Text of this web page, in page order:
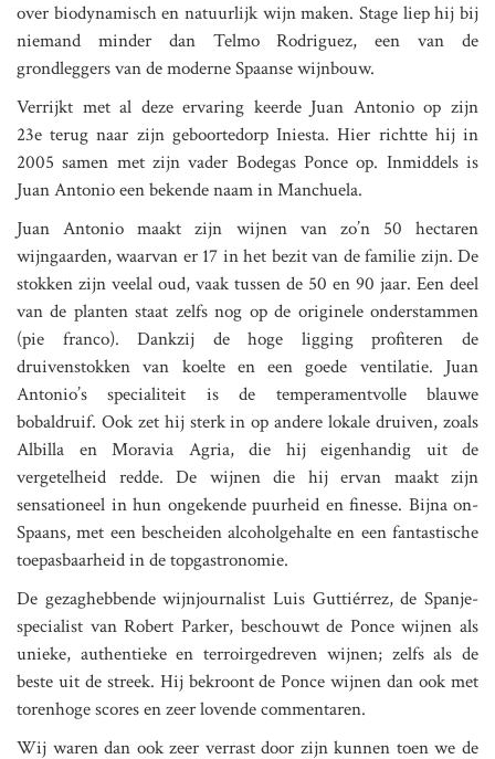
over biodynamisch en natuurlijk wijn maken. Stage liep hij bij
niemand minder dan Telmo Rodriguez, een van de
grondleggers van de moderne Spaanse wijnbouw.
Verrijkt met al deze ervaring keerde Juan Antonio op zijn
23e terug naar zijn geboortedorp Iniesta. Hier richtte hij in
2005 samen met zijn vader Bodegas Ponce op. Inmiddels is
Juan Antonio een bekende naam in Manchuela.
Juan Antonio maakt zijn wijnen van zo’n 50 hectaren
wijngaarden, waarvan er 17 in het bezit van de familie zijn. De
stokken zijn veelal oud, vaak tussen de 50 en 90 jaar. Een deel
van de planten staat zelfs nog op de originele onderstammen
(pie franco). Dankzij de hoge ligging profiteren de
druivenstokken van koelte en een goede ventilatie. Juan
Antonio’s specialiteit is de temperamentvolle blauwe
bobaldruif. Ook zet hij sterk in op andere lokale druiven, zoals
Albilla en Moravia Agria, die hij eigenhandig uit de
vergetelheid redde. De wijnen die hij ervan maakt zijn
sensationeel in hun ongekende puurheid en finesse. Bijna on-
Spaans, met een bescheiden alcoholgehalte en een fantastische
toepasbaarheid in de topgastronomie.
De gezaghebbende wijnjournalist Luis Guttiérrez, de Spanje-
specialist van Robert Parker, beschouwt de Ponce wijnen als
unieke, authentieke en terroirgedreven wijnen; zelfs als de
beste uit de streek. Hij bekroont de Ponce wijnen dan ook met
torenhoge scores en zeer lovende commentaren.
Wij waren dan ook zeer verrast door zijn kunnen toen we de